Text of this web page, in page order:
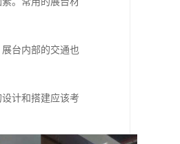
台内部的交通也
计和搭建应该考